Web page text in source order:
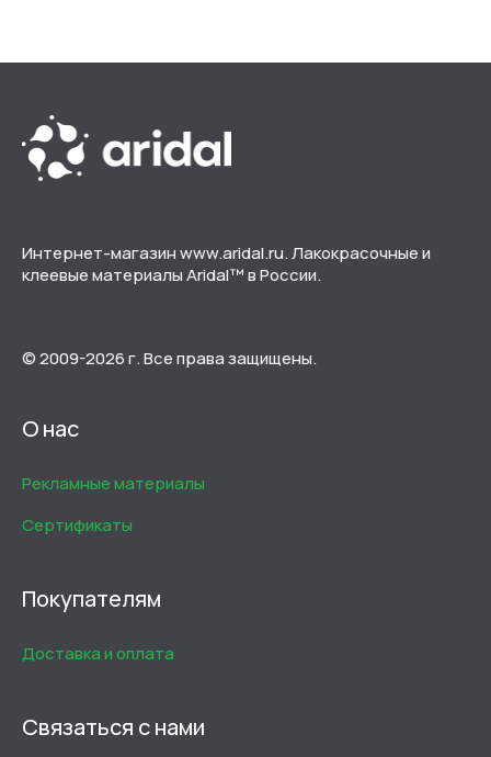
Интернет-магазин www.aridal.ru. Лакокрасочные и
клеевые материалы Aridal™ в России.
© 2009-2026 г. Все права защищены.
О нас
Рекламные материалы
Сертификаты
Покупателям
Доставка и оплата
Связаться с нами